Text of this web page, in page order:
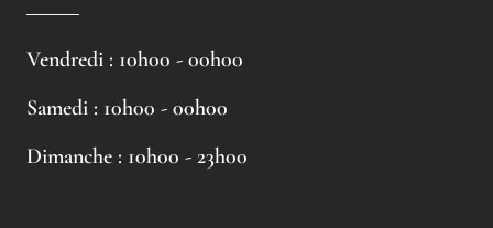
Vendredi : 10h00 - 00h00
Samedi : 10h00 - 00h00
Dimanche : 10h00 - 23h00